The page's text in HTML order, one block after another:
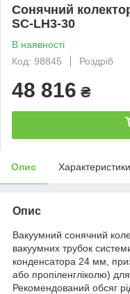
Сонячний
SC-LH3-30
В наявності
Код: 98845
Роздріб
48 816 ₴
Опис Характеристики
Опис
Вакуумний сонячний
вакуумних трубок
конденсатора 24 мм,
або пропіленгліколю)
Рекомендований обсяг